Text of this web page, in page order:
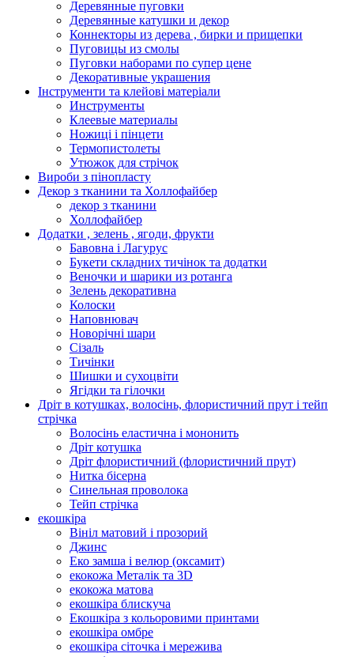
Деревянные пуговки
Деревянные катушки и декор
Коннекторы из дерева , бирки и прищепки
Пуговицы из смолы
Пуговки наборами по супер цене
Декоративные украшения
Інструменти та клейові матеріали
Инструменты
Клеевые материалы
Ножиці і пінцети
Термопистолеты
Утюжок для стрічок
Вироби з пінопласту
Декор з тканини та Холлофайбер
декор з тканини
Холлофайбер
Додатки , зелень , ягоди, фрукти
Бавовна і Лагурус
Букети складних тичінок та додатки
Веночки и шарики из ротанга
Зелень декоративна
Колоски
Наповнювач
Новорічні шари
Сізаль
Тичінки
Шишки и сухоцвіти
Ягідки та гілочки
Дріт в котушках, волосінь, флористичний прут і тейп
стрічка
Волосінь еластична і мононить
Дріт котушка
Дріт флористичний (флористичний прут)
Нитка бісерна
Синельная проволока
Тейп стрічка
екошкіра
Вініл матовий і прозорий
Джинс
Еко замша і велюр (оксамит)
екокожа Металік та 3D
екокожа матова
екошкіра блискуча
Екошкіра з кольоровими принтами
екошкіра омбре
екошкіра сіточка і мережива